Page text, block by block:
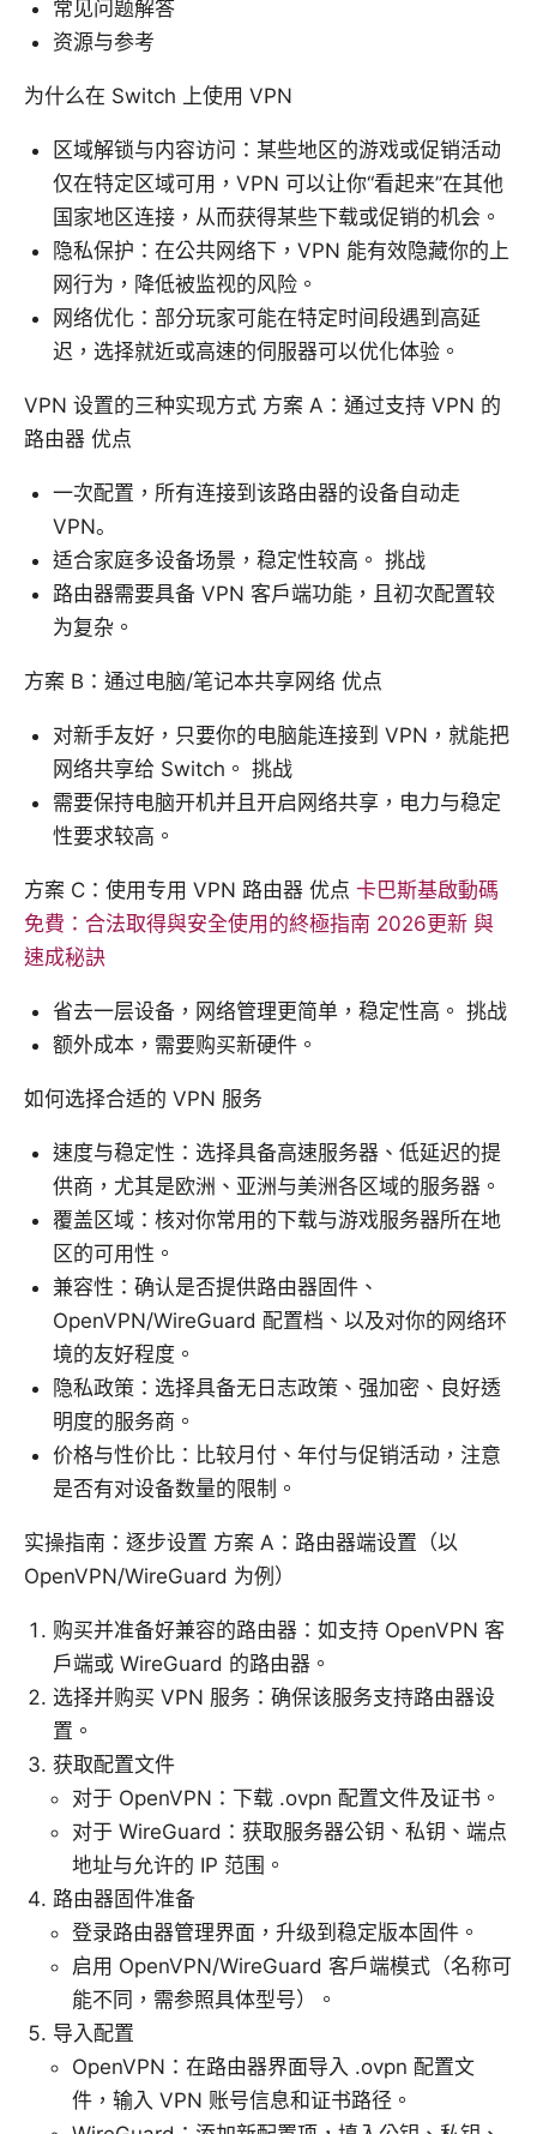
常见问题解答
资源与参考
为什么在 Switch 上使用 VPN
区域解锁与内容访问：某些地区的游戏或促销活动
仅在特定区域可用，VPN 可以让你“看起来”在其他
国家地区连接，从而获得某些下载或促销的机会。
隐私保护：在公共网络下，VPN 能有效隐藏你的上
网行为，降低被监视的风险。
网络优化：部分玩家可能在特定时间段遇到高延
迟，选择就近或高速的伺服器可以优化体验。
VPN 设置的三种实现方式 方案 A：通过支持 VPN 的
路由器 优点
一次配置，所有连接到该路由器的设备自动走
VPN。
适合家庭多设备场景，稳定性较高。 挑战
路由器需要具备 VPN 客户端功能，且初次配置较
为复杂。
方案 B：通过电脑/笔记本共享网络 优点
对新手友好，只要你的电脑能连接到 VPN，就能把
网络共享给 Switch。 挑战
需要保持电脑开机并且开启网络共享，电力与稳定
性要求较高。
方案 C：使用专用 VPN 路由器 优点 卡巴斯基啟動碼
免費：合法取得與安全使用的終極指南 2026更新 與
速成秘訣
省去一层设备，网络管理更简单，稳定性高。 挑战
额外成本，需要购买新硬件。
如何选择合适的 VPN 服务
速度与稳定性：选择具备高速服务器、低延迟的提
供商，尤其是欧洲、亚洲与美洲各区域的服务器。
覆盖区域：核对你常用的下载与游戏服务器所在地
区的可用性。
兼容性：确认是否提供路由器固件、
OpenVPN/WireGuard 配置档、以及对你的网络环
境的友好程度。
隐私政策：选择具备无日志政策、强加密、良好透
明度的服务商。
价格与性价比：比较月付、年付与促销活动，注意
是否有对设备数量的限制。
实操指南：逐步设置 方案 A：路由器端设置（以
OpenVPN/WireGuard 为例）
购买并准备好兼容的路由器：如支持 OpenVPN 客
户端或 WireGuard 的路由器。
选择并购买 VPN 服务：确保该服务支持路由器设
置。
获取配置文件
对于 OpenVPN：下载 .ovpn 配置文件及证书。
对于 WireGuard：获取服务器公钥、私钥、端点
地址与允许的 IP 范围。
路由器固件准备
登录路由器管理界面，升级到稳定版本固件。
启用 OpenVPN/WireGuard 客户端模式（名称可
能不同，需参照具体型号）。
导入配置
OpenVPN：在路由器界面导入 .ovpn 配置文
件，输入 VPN 账号信息和证书路径。